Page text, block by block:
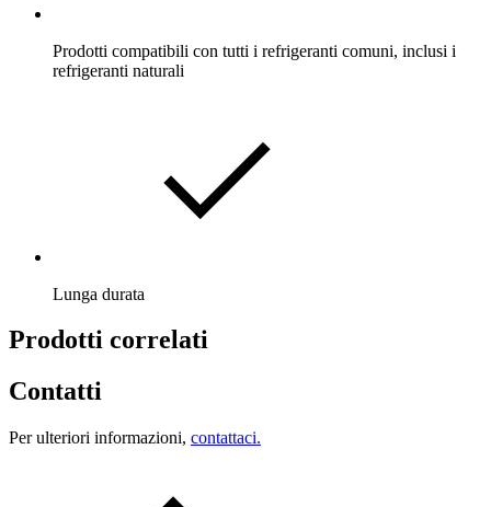
Prodotti compatibili con tutti i refrigeranti comuni, inclusi i
refrigeranti naturali
Lunga durata
Prodotti correlati
Contatti
Per ulteriori informazioni, contattaci.